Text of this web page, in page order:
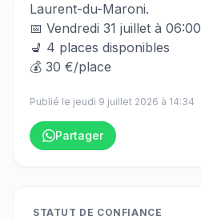
Laurent-du-Maroni.
📅 Vendredi 31 juillet à 06:00
💺 4 places disponibles
💰 30 €/place
Publié le jeudi 9 juillet 2026 à 14:34
Partager
STATUT DE CONFIANCE